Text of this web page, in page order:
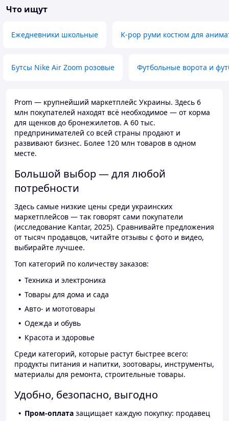
Что ищут
Ежедневники школьные K-pop руми костюм для
Бутсы Nike Air Zoom розовые Футбольные ворота и
Prom — крупнейший маркетплейс Украины. Здесь 6
млн покупателей находят всё необходимое — от корма
для щенков до бронежилетов. А 60 тыс.
предпринимателей со всей страны продают и
развивают бизнес. Более 120 млн товаров в одном
месте.
Большой выбор — для любой
потребности
Здесь самые низкие цены среди украинских
маркетплейсов — так говорят сами покупатели
(исследование Kantar, 2025). Сравнивайте предложения
от тысяч продавцов, читайте отзывы с фото и видео,
выбирайте лучшее.
Топ категорий по количеству заказов:
Техника и электроника
Товары для дома и сада
Авто- и мототовары
Одежда и обувь
Красота и здоровье
Среди категорий, которые растут быстрее всего:
продукты питания и напитки, зоотовары, инструменты,
материалы для ремонта, строительные товары.
Удобно, безопасно, выгодно
Пром-оплата защищает каждую покупку: продавец